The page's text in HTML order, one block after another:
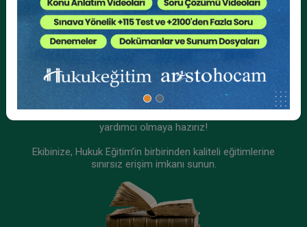
Kurumsal Üyelikler İçin
Kurumsal Teklif Alın
yardımcı olmaya hazırız!
Ekibinize, Hukuk Eğitim’in birbirinden kaliteli eğitimlerine
sınırsız erişim imkanı sunun.